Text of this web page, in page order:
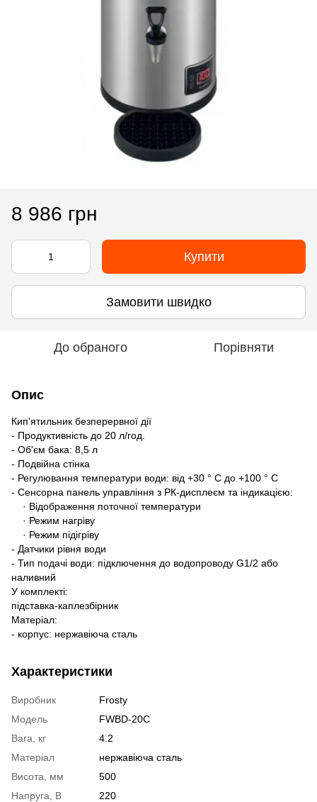
8 986 грн
Купити
Замовити швидко
До обраного Порівняти
Опис
Кип'ятильник безперервної дії
- Продуктивність до 20 л/год.
- Об'єм бака: 8,5 л
- Подвійна стінка
- Регулювання температури води: від +30 ° C до +100 ° C
- Cенсорна панель управління з РК-дисплеєм та індикацією:
· Відображення поточної температури
· Режим нагріву
· Режим підігріву
- Датчики рівня води
- Тип подачі води: підключення до водопроводу G1/2 або
наливний
У комплекті:
підставка-каплезбірник
Матеріал:
- корпус: нержавіюча сталь
Характеристики
Виробник
Frosty
Модель
FWBD-20C
Вага, кг
4.2
Матеріал
нержавіюча сталь
Висота, мм
500
Напруга, В
220